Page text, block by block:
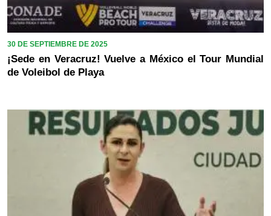
30 DE SEPTIEMBRE DE 2025
¡Sede en Veracruz! Vuelve a México el Tour Mundial
de Voleibol de Playa